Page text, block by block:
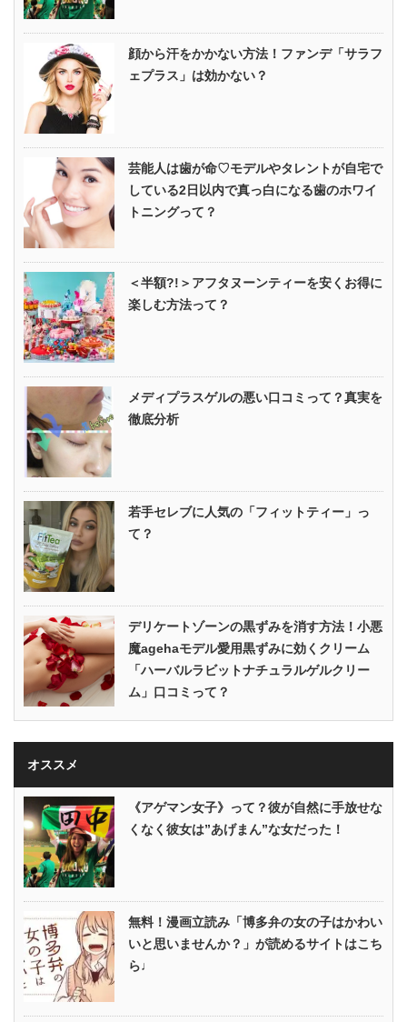
顔から汗をかかない方法！ファンデ「サラフ
ェプラス」は効かない？
芸能人は歯が命♡モデルやタレントが自宅で
している2日以内で真っ白になる歯のホワイ
トニングって？
＜半額?!＞アフタヌーンティーを安くお得に
楽しむ方法って？
メディプラスゲルの悪い口コミって？真実を
徹底分析
若手セレブに人気の「フィットティー」っ
て？
デリケートゾーンの黒ずみを消す方法！小悪
魔agehaモデル愛用黒ずみに効くクリーム
「ハーバルラビットナチュラルゲルクリー
ム」口コミって？
オススメ
《アゲマン女子》って？彼が自然に手放せな
くなく彼女は”あげまん”な女だった！
無料！漫画立読み「博多弁の女の子はかわい
いと思いませんか？」が読めるサイトはこち
ら♩